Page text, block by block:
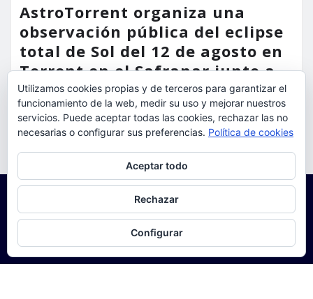
AstroTorrent organiza una
observación pública del eclipse
total de Sol del 12 de agosto en
Torrent en el Safranar junto a
las vías del AVE
torrent al dia Ago 5, 2026
Utilizamos cookies propias y de terceros para garantizar el
funcionamiento de la web, medir su uso y mejorar nuestros
servicios. Puede aceptar todas las cookies, rechazar las no
necesarias o configurar sus preferencias. Política de cookies
Aceptar todo
Rechazar
Configurar
Para obtener más información, incluido cómo gestionar las cookies,